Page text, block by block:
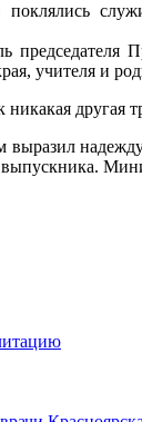
председателя
учителя и
никакая